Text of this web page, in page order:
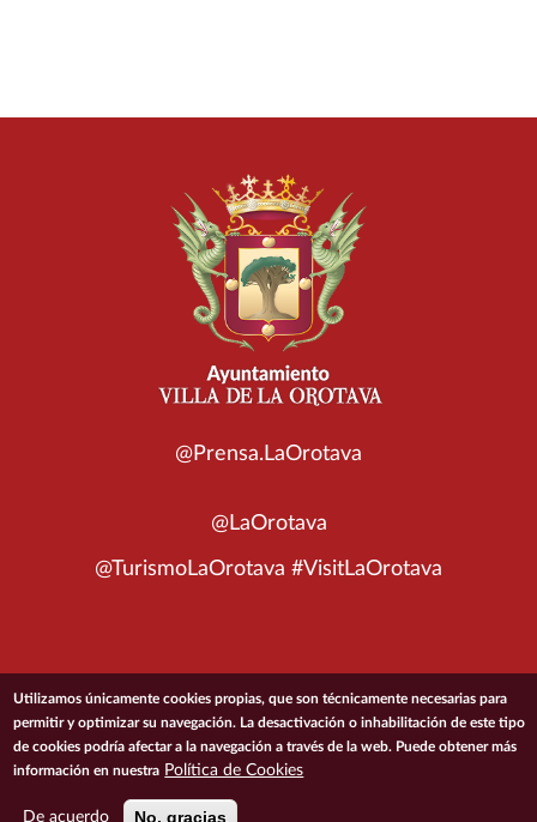
@Prensa.LaOrotava
@LaOrotava
@TurismoLaOrotava #VisitLaOrotava
© 2026 Ayuntamiento de la Villa de La Orotava
ACCESIBILIDADCONDICIONES DE USOPOLÍTICA DE PRIVACIDAD
Utilizamos únicamente cookies propias, que son técnicamente necesarias para
permitir y optimizar su navegación. La desactivación o inhabilitación de este tipo
de cookies podría afectar a la navegación a través de la web. Puede obtener más
información en nuestra Política de Cookies
De acuerdo No, gracias